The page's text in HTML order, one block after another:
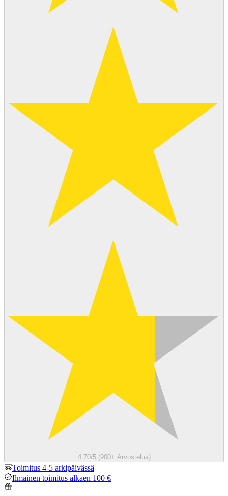
4.70/5 (900+ Arvostelua)
Toimitus 4-5 arkipäivässä
Ilmainen toimitus alkaen 100 €